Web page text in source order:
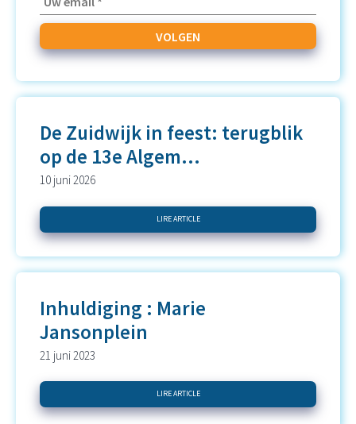
De Zuidwijk in feest: terugblik
op de 13e Algem...
10 juni 2026
LIRE ARTICLE
Inhuldiging : Marie
Jansonplein
21 juni 2023
LIRE ARTICLE